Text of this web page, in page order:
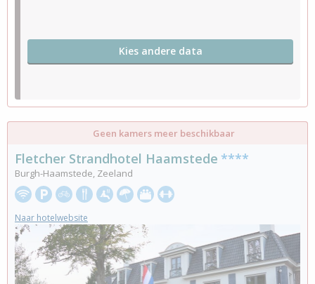
Kies andere data
Geen kamers meer beschikbaar
Fletcher Strandhotel Haamstede ****
Burgh-Haamstede, Zeeland
Naar hotelwebsite